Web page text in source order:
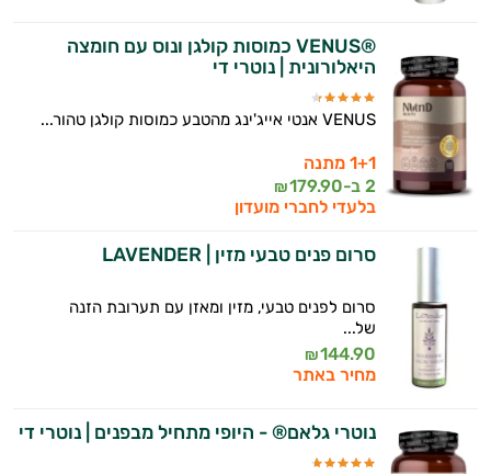
®VENUS כמוסות קולגן ונוס עם חומצה
היאלורונית | נוטרי די
VENUS אנטי אייג'ינג מהטבע כמוסות קולגן טהור...
1+1 מתנה
2 ב-
179.90
₪
בלעדי לחברי מועדון
סרום פנים טבעי מזין | LAVENDER
סרום לפנים טבעי, מזין ומאזן עם תערובת הזנה
של...
144.90
₪
מחיר באתר
נוטרי גלאם® - היופי מתחיל מבפנים | נוטרי די